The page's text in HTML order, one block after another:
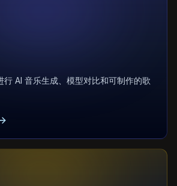
AI 音乐生成、模型对比和可制作的歌